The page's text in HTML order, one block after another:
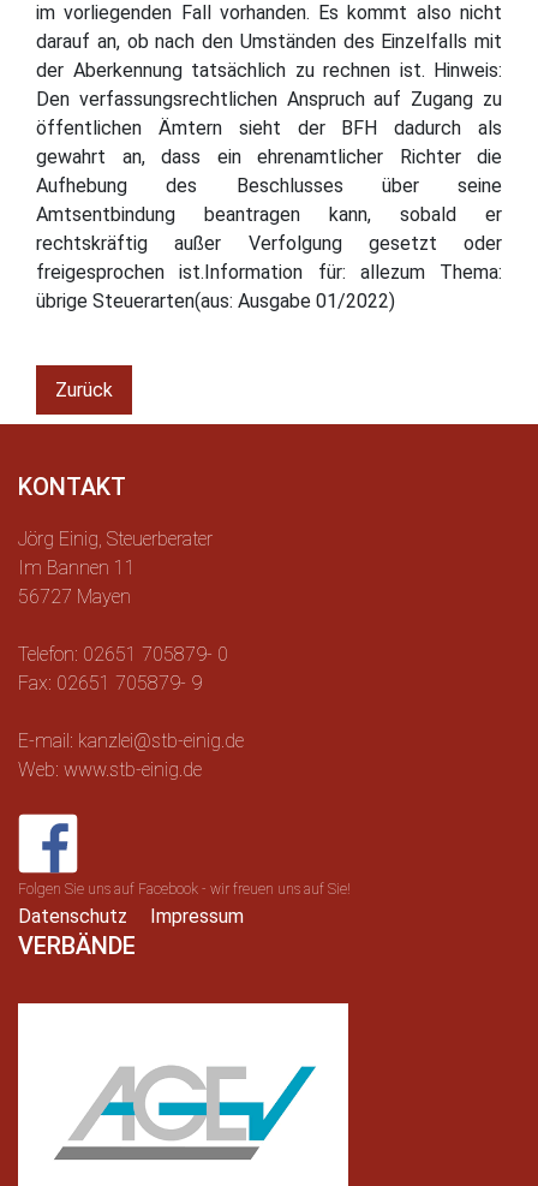
im vorliegenden Fall vorhanden. Es kommt also nicht
darauf an, ob nach den Umständen des Einzelfalls mit
der Aberkennung tatsächlich zu rechnen ist. Hinweis:
Den verfassungsrechtlichen Anspruch auf Zugang zu
öffentlichen Ämtern sieht der BFH dadurch als
gewahrt an, dass ein ehrenamtlicher Richter die
Aufhebung des Beschlusses über seine
Amtsentbindung beantragen kann, sobald er
rechtskräftig außer Verfolgung gesetzt oder
freigesprochen ist.Information für: allezum Thema:
übrige Steuerarten(aus: Ausgabe 01/2022)
Zurück
KONTAKT
Jörg Einig, Steuerberater
Im Bannen 11
56727 Mayen
Telefon: 02651 705879- 0
Fax: 02651 705879- 9
E-mail: kanzlei@stb-einig.de
Web: www.stb-einig.de
Folgen Sie uns auf Facebook - wir freuen uns auf Sie!
Datenschutz Impressum
VERBÄNDE